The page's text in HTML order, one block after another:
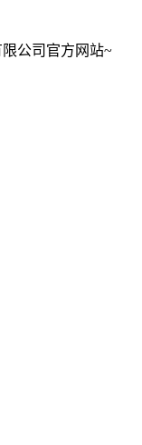
公司官方网站~